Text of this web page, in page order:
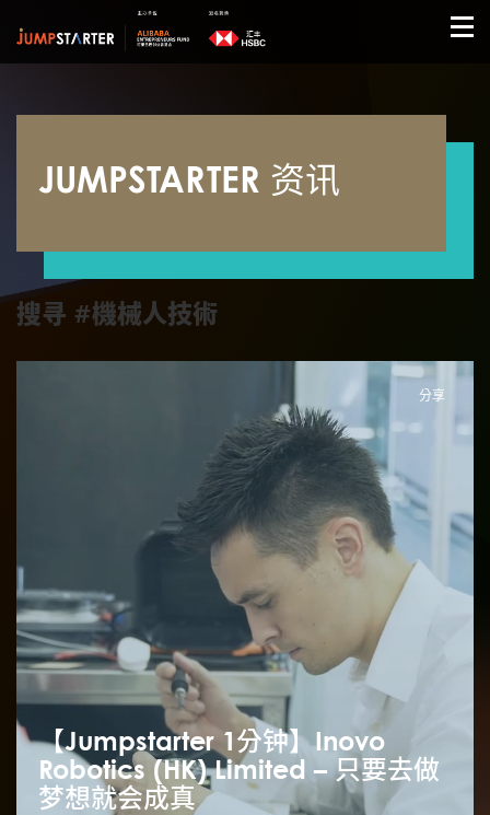
JUMPSTARTER 资讯
搜寻 #機械人技術
分享
【Jumpstarter 1分钟】Inovo
Robotics (HK) Limited – 只要去做
梦想就会成真